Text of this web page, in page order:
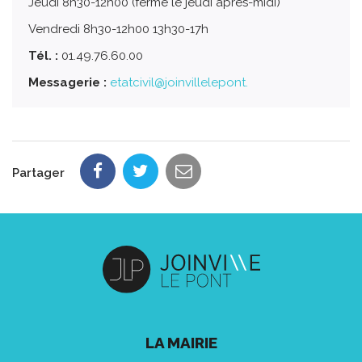
Vendredi 8h30-12h00 13h30-17h
Tél. : 01.49.76.60.00
Messagerie : etatcivil@joinvillelepont.
Partager
LA MAIRIE